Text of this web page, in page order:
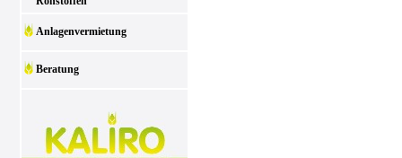
Anlagenvermietung
Beratung